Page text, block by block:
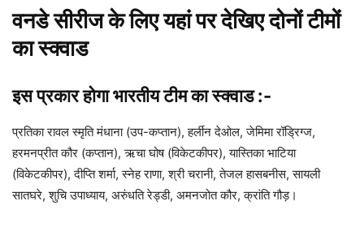
वनडे सीरीज के लिए यहां पर देखिए दोनों टीमों
का स्क्वाड
इस प्रकार होगा भारतीय टीम का स्क्वाड :-
प्रतिका रावल स्मृति मंधाना (उप-कप्तान), हर्लीन देओल, जेमिमा रॉड्रिग्ज,
हरमनप्रीत कौर (कप्तान), ऋचा घोष (विकेटकीपर), यास्तिका भाटिया
(विकेटकीपर), दीप्ति शर्मा, स्नेह राणा, श्री चरानी, तेजल हासबनीस, सायली
सातघरे, शुचि उपाध्याय, अरुंधति रेड्डी, अमनजोत कौर, क्रांति गौड़।